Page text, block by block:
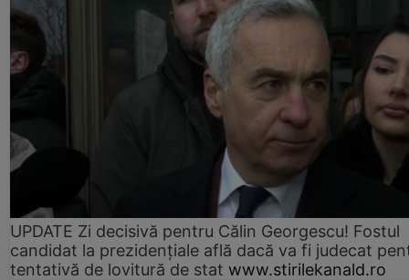
UPDATE Zi decisivă pentru Călin Georgescu! Fostul
candidat la prezidențiale află dacă va fi judecat
tentativă de lovitură de stat www.stirilekanald.ro